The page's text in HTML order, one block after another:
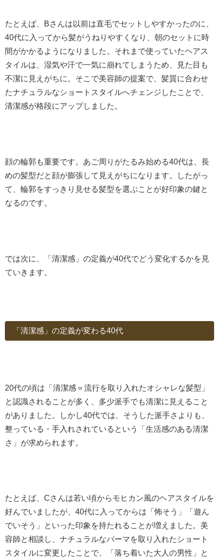
たとえば、Bさんは以前は直毛でセットしやすかったのに、
40代に入ってから髪がうねりやすくなり、朝のセットに時
間がかかるようになりました。それまで使っていたヘアス
タイルは、湿気や汗で一気に崩れてしまうため、見た目も
不潔に見えがちに。そこで美容師の提案で、髪質に合わせ
たナチュラルなショートスタイルへチェンジしたことで、
清潔感が格段にアップしました。
顔の輪郭も重要です。あご周りがたるみ始める40代は、長
めの髪型だと顔が膨張して見えがちになります。したがっ
て、輪郭をすっきり見せる髪型を選ぶことが好印象の鍵と
なるのです。
では次に、「清潔感」の定義が40代でどう変化するかを見
ていきます。
「清潔感」の定義が変わる40代
20代の頃は「清潔感＝流行を取り入れたオシャレな髪型」
と認識されることが多く、多少派手でも清潔に見えること
がありました。しかし40代では、そうした派手さよりも、
整っている・手入れされているという「生活感のある清潔
さ」が求められます。
たとえば、Cさんは若い頃からモヒカン風のヘアスタイルを
好んでいましたが、40代に入ってからは「怖そう」「遊ん
でいそう」といった印象を持たれることが増えました。美
容師と相談し、ナチュラルなパーマを取り入れたショート
スタイルに変更したことで、「落ち着いた大人の男性」と